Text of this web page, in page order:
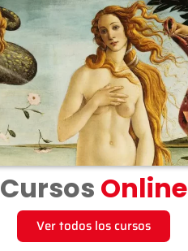
Cursos Online
Ver todos los cursos